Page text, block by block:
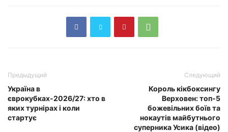
Предыдущий
Україна в
єврокубках-2026/27: хто в
яких турнірах і коли
стартує
Следующий
Король кікбоксингу
Верховен: топ-5
божевільних боїв та
нокаутів майбутнього
суперника Усика (відео)